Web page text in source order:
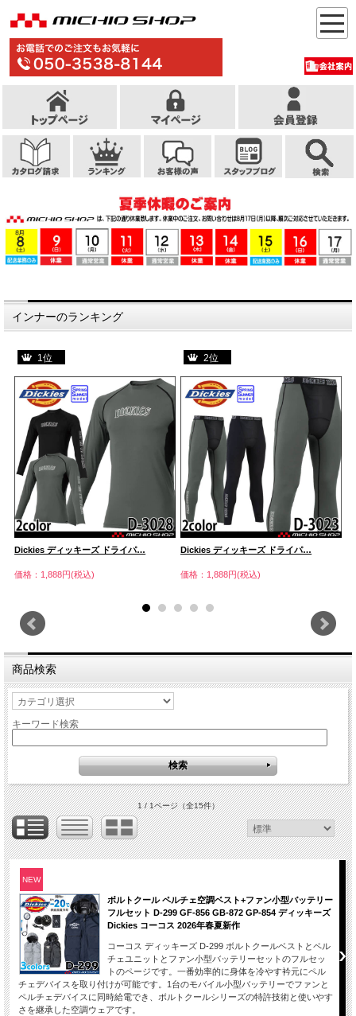
インナーのランキング
1位
Dickies ディッキーズ ドライパ…
価格：1,888円(税込)
2位
Dickies ディッキーズ ドライパ…
価格：1,888円(税込)
商品検索
キーワード検索
1 / 1ページ（全15件）
NEW
ボルトクール ペルチェ空調ベスト+ファン小型バッテリー
フルセット D-299 GF-856 GB-872 GP-854 ディッキーズ
Dickies コーコス 2026年春夏新作
コーコス ディッキーズ D-299 ボルトクールベストとペル
チェユニットとファン小型バッテリーセットのフルセッ
トのページです。一番効率的に身体を冷やす衿元にペル
チェデバイスを取り付けが可能です。1台のモバイル小型バッテリーでファンと
ペルチェデバイスに同時給電でき、ボルトクールシリーズの特許技術と使いやす
さを継承した空調ウェアです。